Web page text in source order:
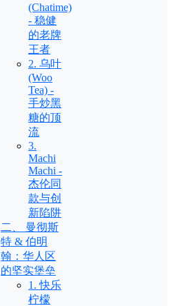
(Chatime)
- 稳健
的老牌
王者
2. 乌叶
(Woo
Tea) -
手炒黑
糖的顶
流
3.
Machi
Machi -
杰伦同
款与创
新陷阱
二、 曼彻斯
特 & 伯明
翰：华人区
的坚实堡垒
1. 快乐
柠檬